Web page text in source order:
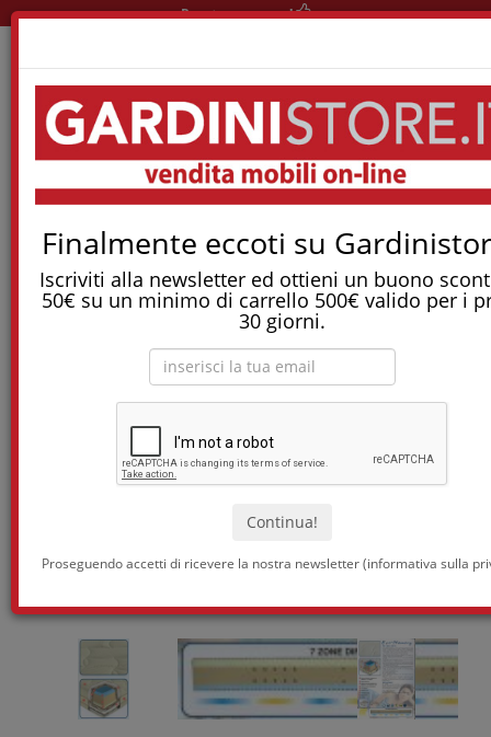
Finalmente eccoti su
Iscriviti alla newsletter ed ottieni un buono
50€ su un minimo di carrello 500€ valido per i
30 giorni.
Proseguendo accetti di ricevere la nostra newsletter (informativa sulla
Pronta consegna!
Tostapane, tritatutto, aspirapolvere, friggitrice
e molti altri Elettrodomestici!
Materasso Eco-Memory sfoderabile